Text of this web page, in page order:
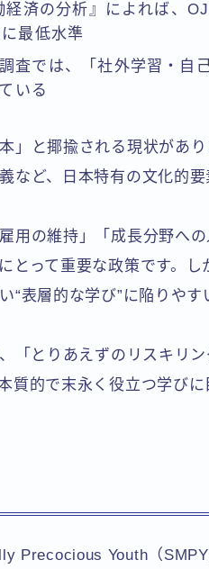
済の分析』によれば、
最低水準
査では、「社外学習・自
いる
」と揶揄される現状があ
など、日本特有の文化的要
用の維持」「成長分野へ
とって重要な政策です。し
表層的な学び”に陥りやす
「とりあえずのリスキリ
質的で末永く役立つ学び
Precocious Youth（